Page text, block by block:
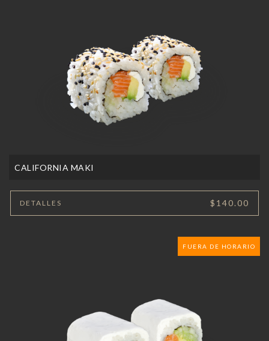
CALIFORNIA MAKI
DETALLES $140.00
FUERA DE HORARIO